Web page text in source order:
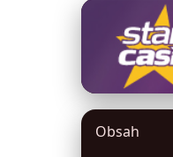
domy-domy.cz
17. 3. 2026·
Obsah